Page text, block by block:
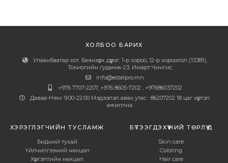
ХОЛБОО БАРИХ
Улаанбаатар хот, Баянзүрх дүүрэг, 1-р хороо, 12-р хороолол (13381),
Токиогийн гудамж-23, Имарт Чингис
info@estelpro.mn
+976 7707-2207, +976 8605-7202 , +97686037202
Даваа-Ням: 9:00-22:00 Мэдээлэл авах утас : 86207202 18 цаг хүртэл
ажиллна.
ХЭРЭГЛЭГЧИЙН ТУСЛАМЖ
Бидний тухай
Үйлчилгээний нөхцөл
Хүргэлтийн нөхцөл
БҮТЭЭГДЭХҮҮНИЙ ТӨРЛҮҮД
Skin care
Coloring
Hair care